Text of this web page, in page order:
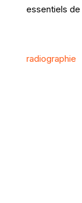
essentiels de
radiographie